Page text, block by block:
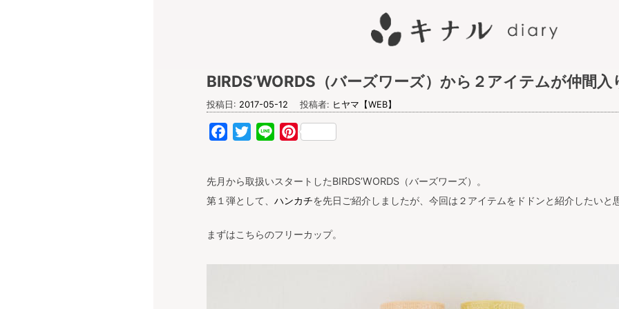
キナル diary
BIRDS’WORDS（バーズワーズ）から２アイテムが仲間入
投稿日: 2017-05-12 投稿者: ヒヤマ【WEB】
FacebookTwitterLine Pinterest
先月から取扱いスタートしたBIRDS’WORDS（バーズワーズ）。
第１弾として、ハンカチを先日ご紹介しましたが、今回は２アイテムをドドンと紹介したいと
まずはこちらのフリーカップ。